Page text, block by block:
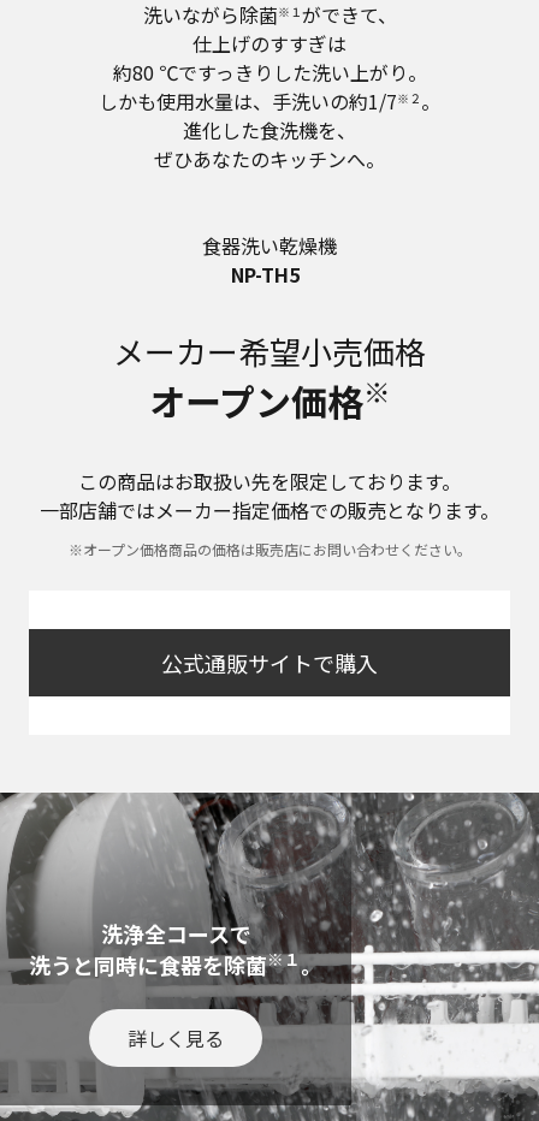
洗いながら除菌※１ができて、
仕上げのすすぎは
約80 ℃ですっきりした洗い上がり。
しかも使用水量は、手洗いの約1/7※２ 。
進化した食洗機を、
ぜひあなたのキッチンへ。
食器洗い乾燥機
NP-TH5
メーカー希望小売価格
オープン価格※
この商品はお取扱い先を限定しております。
一部店舗ではメーカー指定価格での販売となります。
※オープン価格商品の価格は販売店にお問い合わせください。
公式通販サイトで購入
洗浄全コースで
洗うと同時に食器を除菌※１。
詳しく見る